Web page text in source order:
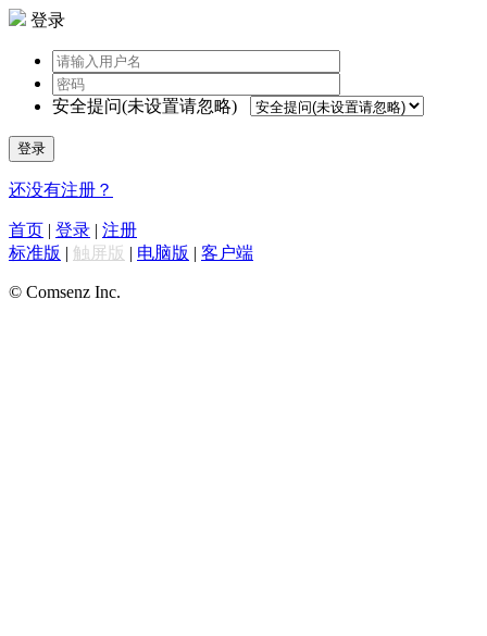
登录
安全提问(未设置请忽略)
登录
还没有注册？
首页 | 登录 | 注册
标准版 | 触屏版 | 电脑版 | 客户端
© Comsenz Inc.